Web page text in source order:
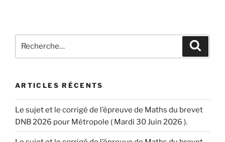
pour
ARTICLES RÉCENTS
Le sujet et le corrigé de l’épreuve de Maths du brevet
DNB 2026 pour Métropole ( Mardi 30 Juin 2026 ).